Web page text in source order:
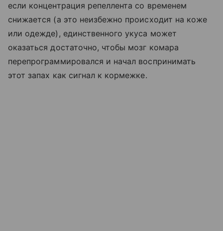
если концентрация репеллента со временем
снижается (а это неизбежно происходит на коже
или одежде), единственного укуса может
оказаться достаточно, чтобы мозг комара
перепрограммировался и начал воспринимать
этот запах как сигнал к кормежке.